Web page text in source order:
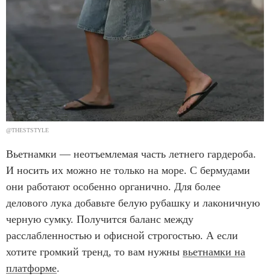
@THESTSTYLE
Вьетнамки — неотъемлемая часть летнего гардероба.
И носить их можно не только на море. С бермудами
они работают особенно органично. Для более
делового лука добавьте белую рубашку и лаконичную
черную сумку. Получится баланс между
расслабленностью и офисной строгостью. А если
хотите громкий тренд, то вам нужны вьетнамки на
платформе.